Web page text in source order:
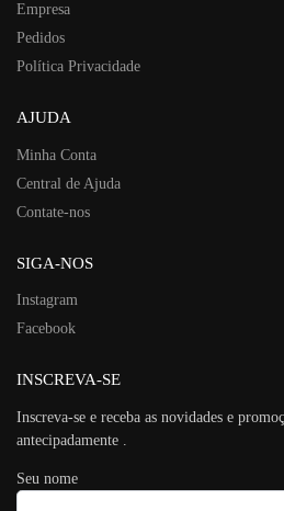
Empresa
Pedidos
Política Privacidade
AJUDA
Minha Conta
Central de Ajuda
Contate-nos
SIGA-NOS
Instagram
Facebook
INSCREVA-SE
Inscreva-se e receba as novidades e
antecipadamente .
Seu nome